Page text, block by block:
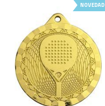
NOVEDAD